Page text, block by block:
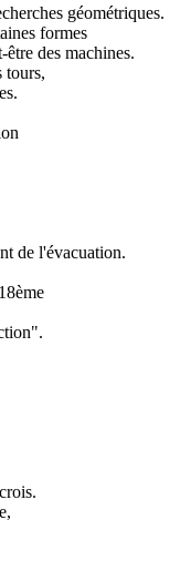
géométriques.
formes
des machines.
tours,
de l'évacuation.